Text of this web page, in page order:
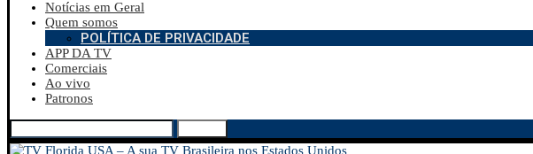
Notícias em Geral
Quem somos
POLÍTICA DE PRIVACIDADE
APP DA TV
Comerciais
Ao vivo
Patronos